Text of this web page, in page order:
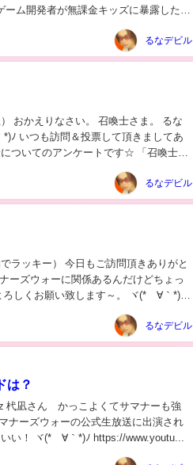
るなデビル
いつも訪問＆投票して頂きましてあ
のアンケートです☆ 「召喚士さ
るなデビル
ーズウォーに関係あるんだけどちょっ
しくお願い致します～。 ヾ(*´∀｀*)ﾉ
るなデビル
は？
てましたね☆ ヾ(*´∀｀*)ﾉ ナオミっち（無邪気） かっこいい！ ヾ(*´∀｀*)ﾉ https://www.youtu...